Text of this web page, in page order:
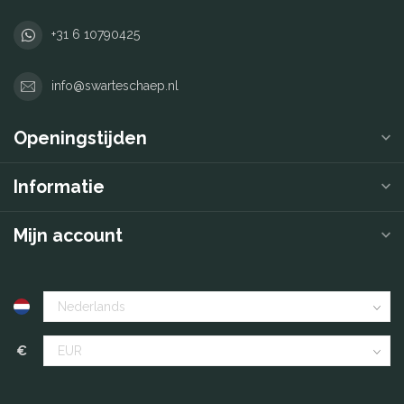
+31 6 10790425
info@swarteschaep.nl
Openingstijden
Informatie
Mijn account
€